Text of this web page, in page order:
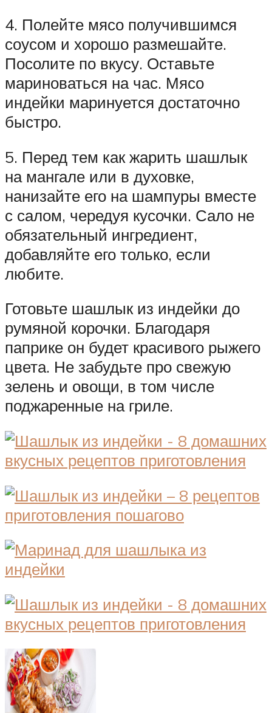
4. Полейте мясо получившимся
соусом и хорошо размешайте.
Посолите по вкусу. Оставьте
мариноваться на час. Мясо
индейки маринуется достаточно
быстро.
5. Перед тем как жарить шашлык
на мангале или в духовке,
нанизайте его на шампуры вместе
с салом, чередуя кусочки. Сало не
обязательный ингредиент,
добавляйте его только, если
любите.
Готовьте шашлык из индейки до
румяной корочки. Благодаря
паприке он будет красивого рыжего
цвета. Не забудьте про свежую
зелень и овощи, в том числе
поджаренные на гриле.